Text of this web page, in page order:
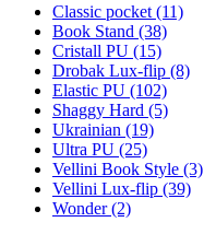
Classic pocket (11)
Book Stand (38)
Cristall PU (15)
Drobak Lux-flip (8)
Elastic PU (102)
Shaggy Hard (5)
Ukrainian (19)
Ultra PU (25)
Vellini Book Style (3)
Vellini Lux-flip (39)
Wonder (2)